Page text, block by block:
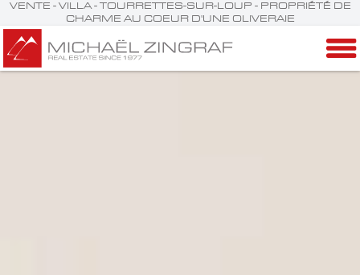
VENTE - VILLA - TOURRETTES-SUR-LOUP - PROPRIÉTÉ DE
CHARME AU COEUR D'UNE OLIVERAIE